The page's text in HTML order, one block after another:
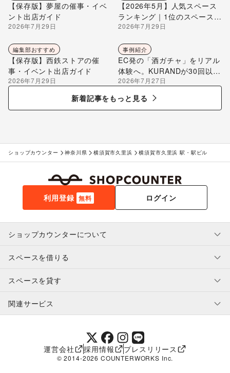
【保存版】夢屋の催事・イベ
ント出店ガイド
2026年7月29日
【2026年5月】人気スペース
ランキング｜1位のスペースを
編集部が解説
2026年7月29日
編集部おすすめ
【保存版】西鉄ストアの催
事・イベント出店ガイド
2026年7月29日
事例紹介
EC発の「酒ガチャ」をリアル
体験へ。KURANDが30回以上
のポップアップ出店で届け
る“新しいお酒との出会い”
2026年7月27日
新着記事をもっと見る
ショップカウンター 神奈川県 横須賀市久里浜 横須賀市久里浜 駅・駅ビル
利用登録 無料 ログイン
ショップカウンターについて
利用規約・ガイドライン
特定商取引法に基づく表示
補償プログラム
スペースを借りる
スペースを借りたい人へ
ユーザー利用規約
提携パートナー
スペースを貸す
スペースを貸したい方へ
オーナー利用規約
関連サービス
SHOPCOUNTER MAGAZINE
ショップカウンターエンタープライズ
ショップカウンター常設
運営会社 採用情報 プレスリリース
© 2014-2026 COUNTERWORKS Inc.